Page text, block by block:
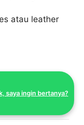
atau leather
estetika tinggi
saya ingin bertanya?